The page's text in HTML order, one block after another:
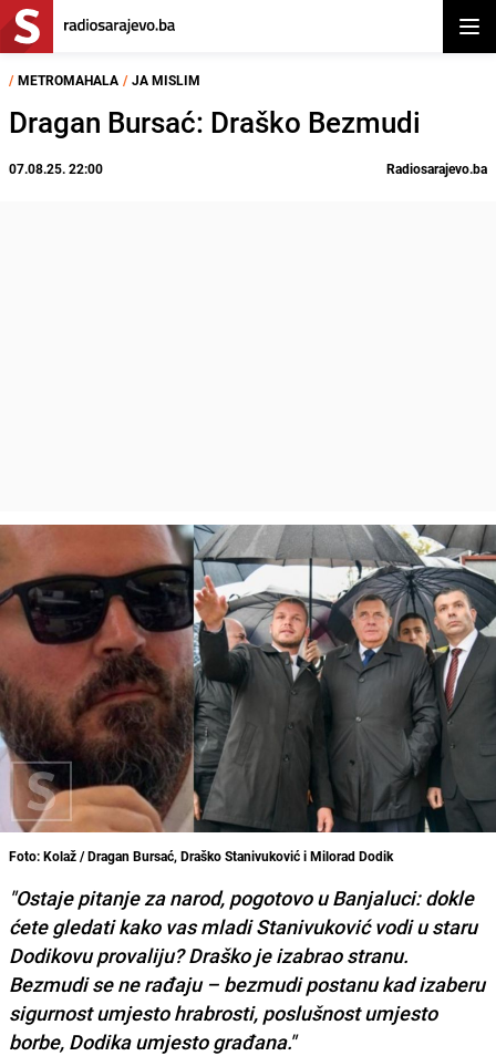
/ METROMAHALA / JA MISLIM
Dragan Bursać: Draško Bezmudi
07.08.25. 22:00 Radiosarajevo.ba
Foto: Kolaž / Dragan Bursać, Draško Stanivuković i Milorad Dodik
"Ostaje pitanje za narod, pogotovo u Banjaluci: dokle
ćete gledati kako vas mladi Stanivuković vodi u staru
Dodikovu provaliju? Draško je izabrao stranu.
Bezmudi se ne rađaju – bezmudi postanu kad izaberu
sigurnost umjesto hrabrosti, poslušnost umjesto
borbe, Dodika umjesto građana."